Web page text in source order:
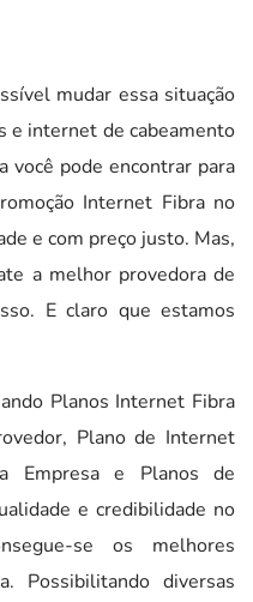
mudar essa situação
e internet de cabeamento
você pode encontrar para
Internet Fibra no
e com preço justo. Mas,
a melhor provedora de
E claro que estamos
Planos Internet Fibra
Plano de Internet
Empresa e Planos de
e credibilidade no
se os melhores
Possibilitando diversas